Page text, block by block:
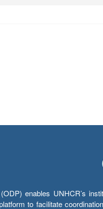
enables UNHCR’s
to facilitate